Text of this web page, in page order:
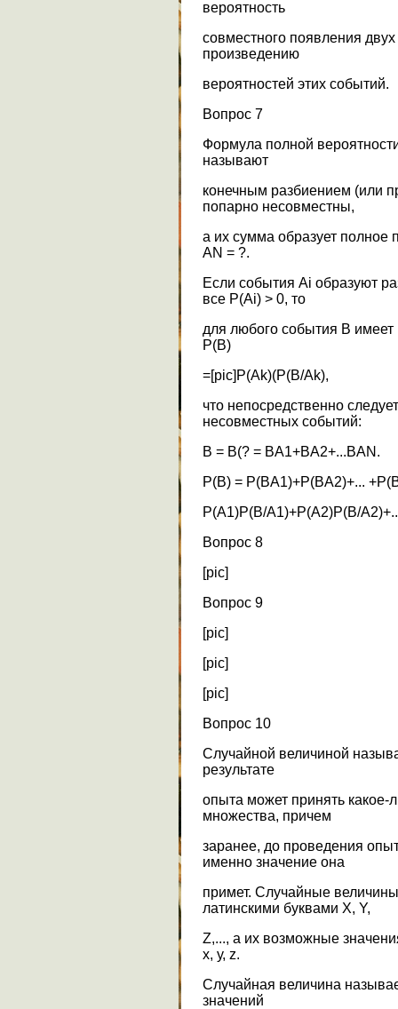
вероятность
совместного появления
произведению
вероятностей этих событий.
Вопрос 7
Формула полной
называют
конечным разбиением (или
попарно несовместны,
а их сумма образует полное
АN = ?.
Если события Аi образуют
все P(Ai) > 0, то
для любого события В
P(B)
=[pic]P(Ak)(P(B/Ak),
что непосредственно
несовместных событий:
B = B(? = BA1+BA2+...BAN.
P(B) = P(BA1)+P(BA2)+...
P(A1)P(B/A1)+P(A2)P(B/
Вопрос 8
[pic]
Вопрос 9
[pic]
[pic]
[pic]
Вопрос 10
Случайной величиной
результате
опыта может принять какое-
множества, причем
заранее, до проведения
именно значение она
примет. Случайные
латинскими буквами X, Y,
Z,..., а их возможные
х, у, z.
Случайная величина
значений